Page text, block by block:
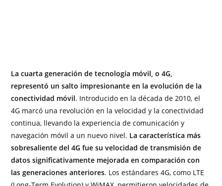
La cuarta generación de tecnología móvil, o 4G,
representó un salto impresionante en la evolución de la
conectividad móvil. Introducido en la década de 2010, el
4G marcó una revolución en la velocidad y la conectividad
continua, llevando la experiencia de comunicación y
navegación móvil a un nuevo nivel. La característica más
sobresaliente del 4G fue su velocidad de transmisión de
datos significativamente mejorada en comparación con
las generaciones anteriores. Los estándares 4G, como LTE